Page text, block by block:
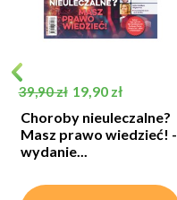
Cena podstawowa
39,90 zł Cena
19,90 zł
Choroby nieuleczalne?
Masz prawo wiedzieć! -
wydanie...